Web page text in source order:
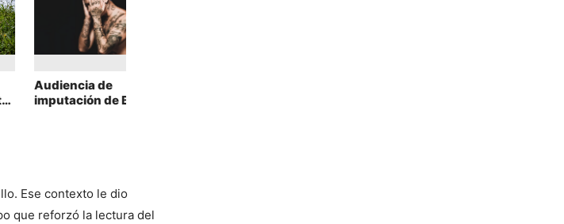
Audiencia de
imputación de Blessd:
Ese contexto le dio
que reforzó la lectura del